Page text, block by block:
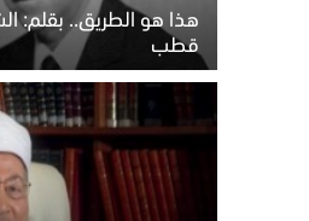
هذا هو الطريق.. بقلم:
قطب
الخميس 6 أغسطس 2026 10:52 ص